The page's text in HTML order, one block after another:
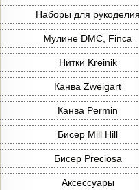
Наборы для рукоделия
Мулине DMC, Finca
Нитки Kreinik
Канва Zweigart
Канва Permin
Бисер Mill Hill
Бисер Preciosa
Аксессуары